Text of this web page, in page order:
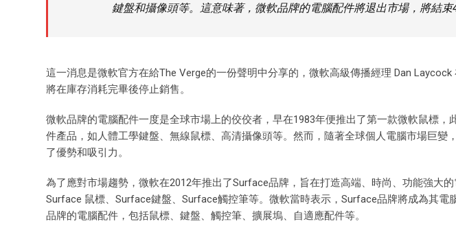
鍵盤和攝像頭等。這意味著，微軟品牌的電腦配件將退出市場，將結束
這一消息是微軟官方在給The Verge的一份聲明中分享的，微軟高級傳播經理 Dan
將在庫存消耗完畢後停止銷售。
微軟品牌的電腦配件一度是全球市場上的佼佼者，早在1983年便推出了第一款微軟鼠標
件產品，如人體工學鍵盤、無線鼠標、高清攝像頭等。然而，隨著全球個人電腦市場巨變
了優勢和吸引力。
為了應對市場趨勢，微軟在2012年推出了Surface品牌，旨在打造高端、時尚、功能強大
Surface 鼠標、Surface鍵盤、Surface觸控筆等。微軟當時表示，Surface品牌將成為其電
品牌的電腦配件，包括鼠標、鍵盤、觸控筆、擴展塢、自適應配件等。